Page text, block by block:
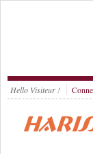
Hello Visiteur !